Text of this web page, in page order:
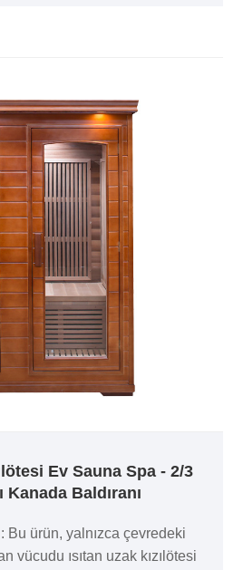
Ev Sauna Spa - 2/3
Kanada Baldıranı
Bu ürün, yalnızca çevredeki
vücudu ısıtan uzak kızılötesi